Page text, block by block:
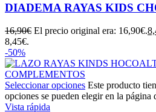
DIADEMA RAYAS KIDS
16,90€ El precio original era: 16,90€.
8,45€.
-50%
Seleccionar opciones Este producto
opciones se pueden elegir en la página
Vista rápida